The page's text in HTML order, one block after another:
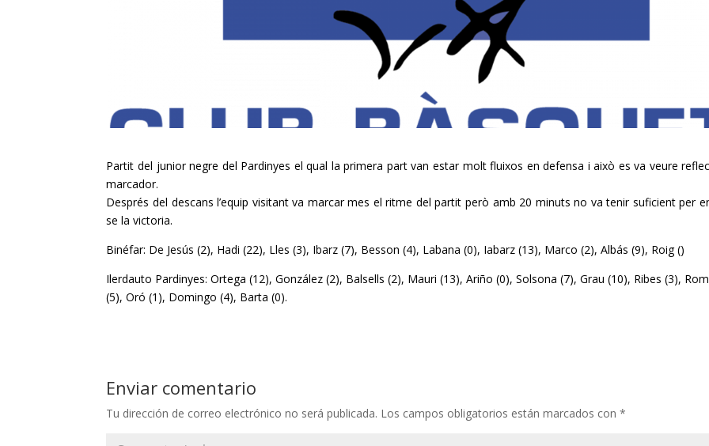
Partit del junior negre del Pardinyes el qual la primera part van estar molt fluixos en defensa i això es va veure
marcador.
Després del descans l’equip visitant va marcar mes el ritme del partit però amb 20 minuts no va tenir suficient per
se la victoria.
Binéfar: De Jesús (2), Hadi (22), Lles (3), Ibarz (7), Besson (4), Labana (0), Iabarz (13), Marco (2), Albás (9), Roig ()
Ilerdauto Pardinyes: Ortega (12), González (2), Balsells (2), Mauri (13), Ariño (0), Solsona (7), Grau (10), Ribes (3),
(5), Oró (1), Domingo (4), Barta (0).
Enviar comentario
Tu dirección de correo electrónico no será publicada. Los campos obligatorios están marcados con*